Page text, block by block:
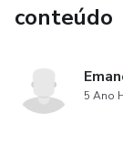
conteúdo
5 Ano